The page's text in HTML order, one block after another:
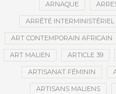
ARNAQUE
ARRÊTÉ INTERMINISTÉRIEL
ART CONTEMPORAIN AFRICAIN
ART MALIEN ARTICLE 39
ARTISANAT FÉMININ
ARTISANS MALIENS